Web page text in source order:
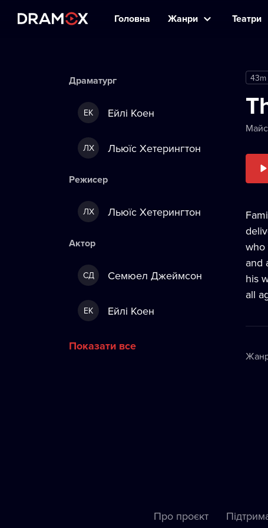
Головна Жанри Театри
43m
who
and
his
all
Драматург
ЕК Ейлі Коен
ЛХ Льюїс Хетерингтон
Режисер
ЛХ Льюїс Хетерингтон
Актор
СД Семюел Джеймсон
ЕК Ейлі Коен
Показати все
Про проєкт